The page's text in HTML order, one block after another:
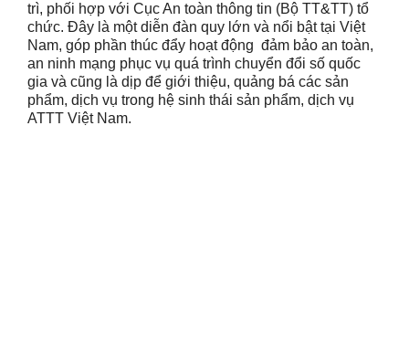
trì, phối hợp với Cục An toàn thông tin (Bộ TT&TT) tổ
chức. Đây là một diễn đàn quy lớn và nổi bật tại Việt
Nam, góp phần thúc đẩy hoạt động đảm bảo an toàn,
an ninh mạng phục vụ quá trình chuyển đổi số quốc
gia và cũng là dịp để giới thiệu, quảng bá các sản
phẩm, dịch vụ trong hệ sinh thái sản phẩm, dịch vụ
ATTT Việt Nam.